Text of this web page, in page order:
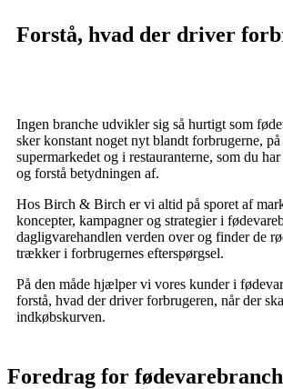
Forstå, hvad der driver
Ingen branche udvikler sig så hurtigt som
sker konstant noget nyt blandt forbrugerne,
supermarkedet og i restauranterne, som du
og forstå betydningen af.
Hos Birch & Birch er vi altid på sporet af
koncepter, kampagner og strategier i
dagligvarehandlen verden over og finder de
trækker i forbrugernes efterspørgsel.
På den måde hjælper vi vores kunder i
forstå, hvad der driver forbrugeren, når der
indkøbskurven.
Foredrag for